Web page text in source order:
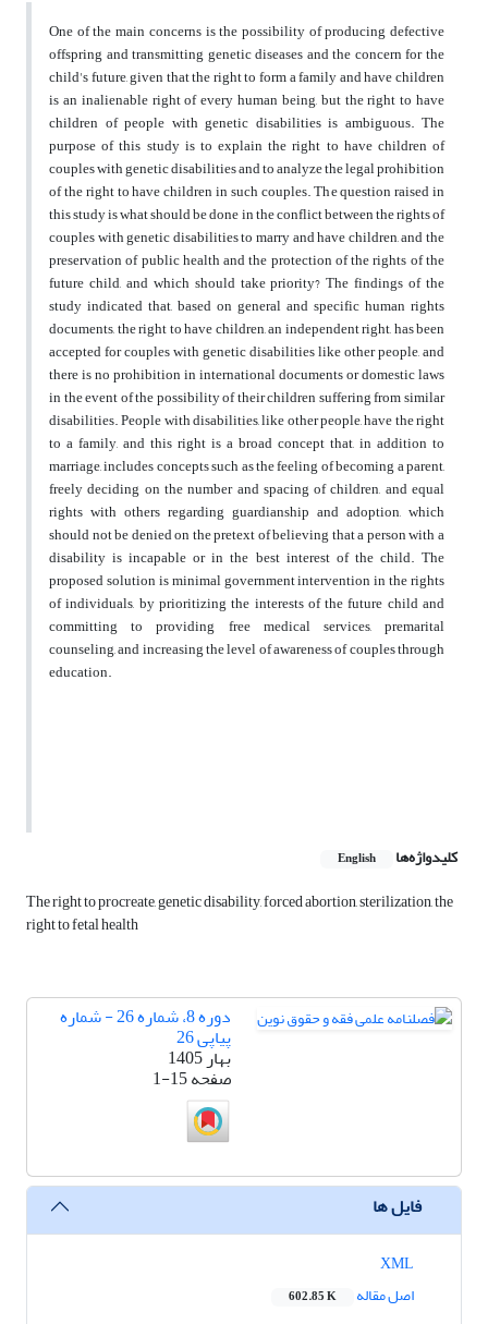
One of the main concerns is the possibility of producing defective
offspring and transmitting genetic diseases and the concern for the
child's future, given that the right to form a family and have children
is an inalienable right of every human being, but the right to have
children of people with genetic disabilities is ambiguous. The
purpose of this study is to explain the right to have children of
couples with genetic disabilities and to analyze the legal prohibition
of the right to have children in such couples. The question raised in
this study is what should be done in the conflict between the rights of
couples with genetic disabilities to marry and have children, and the
preservation of public health and the protection of the rights of the
future child, and which should take priority? The findings of the
study indicated that, based on general and specific human rights
documents, the right to have children, an independent right, has been
accepted for couples with genetic disabilities like other people, and
there is no prohibition in international documents or domestic laws
in the event of the possibility of their children suffering from similar
disabilities. People with disabilities, like other people, have the right
to a family, and this right is a broad concept that, in addition to
marriage, includes concepts such as the feeling of becoming a parent,
freely deciding on the number and spacing of children, and equal
rights with others regarding guardianship and adoption, which
should not be denied on the pretext of believing that a person with a
disability is incapable or in the best interest of the child. The
proposed solution is minimal government intervention in the rights
of individuals, by prioritizing the interests of the future child and
committing to providing free medical services, premarital
counseling, and increasing the level of awareness of couples through
education.
کلیدواژه‌ها English
The right to procreate, genetic disability, forced abortion, sterilization, the
right to fetal health
دوره 8، شماره 26 - شماره
پیاپی 26
بهار 1405
صفحه1-15
فایل ها
اصل مقاله
602.85 K